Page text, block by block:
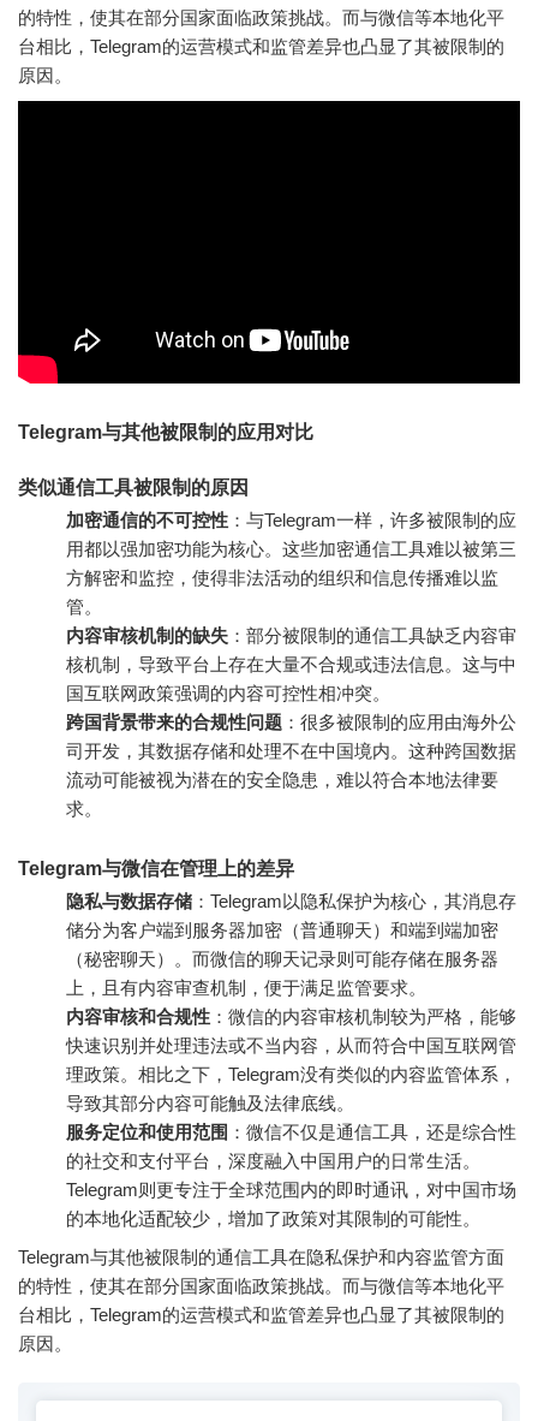
的特性，使其在部分国家面临政策挑战。而与微信等本地化平
台相比，Telegram的运营模式和监管差异也凸显了其被限制的
原因。
Telegram与其他被限制的应用对比
类似通信工具被限制的原因
加密通信的不可控性 ：与Telegram一样，许多被限制的应
用都以强加密功能为核心。这些加密通信工具难以被第三
方解密和监控，使得非法活动的组织和信息传播难以监
管。
内容审核机制的缺失 ：部分被限制的通信工具缺乏内容审
核机制，导致平台上存在大量不合规或违法信息。这与中
国互联网政策强调的内容可控性相冲突。
跨国背景带来的合规性问题 ：很多被限制的应用由海外公
司开发，其数据存储和处理不在中国境内。这种跨国数据
流动可能被视为潜在的安全隐患，难以符合本地法律要
求。
Telegram与微信在管理上的差异
隐私与数据存储 ：Telegram以隐私保护为核心，其消息存
储分为客户端到服务器加密（普通聊天）和端到端加密
（秘密聊天）。而微信的聊天记录则可能存储在服务器
上，且有内容审查机制，便于满足监管要求。
内容审核和合规性 ：微信的内容审核机制较为严格，能够
快速识别并处理违法或不当内容，从而符合中国互联网管
理政策。相比之下，Telegram没有类似的内容监管体系，
导致其部分内容可能触及法律底线。
服务定位和使用范围 ：微信不仅是通信工具，还是综合性
的社交和支付平台，深度融入中国用户的日常生活。
Telegram则更专注于全球范围内的即时通讯，对中国市场
的本地化适配较少，增加了政策对其限制的可能性。
Telegram与其他被限制的通信工具在隐私保护和内容监管方面
的特性，使其在部分国家面临政策挑战。而与微信等本地化平
台相比，Telegram的运营模式和监管差异也凸显了其被限制的
原因。